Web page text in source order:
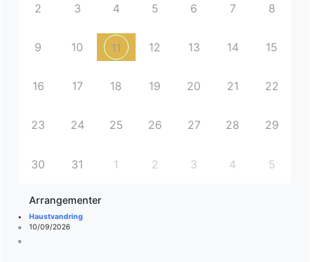
2 3 4 5 6 7 8
9 10 11 12 13 14 15
16 17 18 19 20 21 22
23 24 25 26 27 28 29
30 31 1 2 3 4 5
Arrangementer
Haustvandring
10/09/2026